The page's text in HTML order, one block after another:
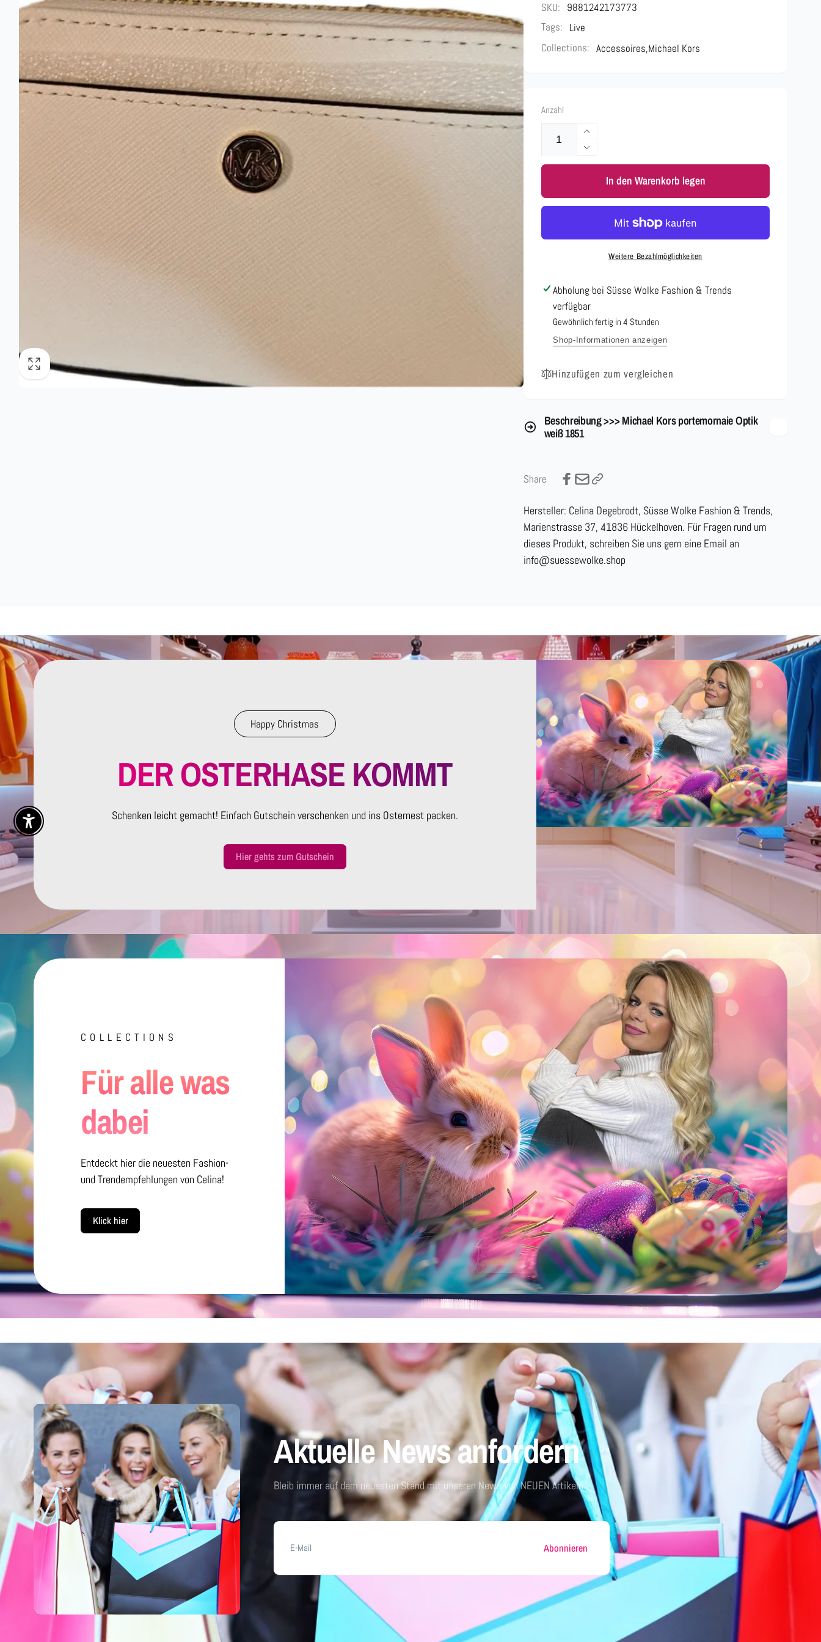
SKU: 9881242173773
Tags: Live
Collections: Accessoires,Michael Kors
Anzahl
Erhöhe
die
Menge
Kors
portemornaie
1851
Verringere
die
Menge
für
Michael
portemornaie
Optik
In den Warenkorb legen
Weitere Bezahlmöglichkeiten
Abholung bei Süsse Wolke Fashion & Trends
verfügbar
Gewöhnlich fertig in 4 Stunden
Shop-Informationen anzeigen
Hinzufügen zum vergleichen
Beschreibung >>> Michael Kors portemornaie Optik
weiß 1851
Share
Hersteller: Celina Degebrodt, Süsse Wolke Fashion & Trends,
Marienstrasse 37, 41836 Hückelhoven. Für Fragen rund um
dieses Produkt, schreiben Sie uns gern eine Email an
info@suessewolke.shop
Happy Christmas
DER OSTERHASE KOMMT
Schenken leicht gemacht! Einfach Gutschein verschenken und ins Osternest packen.
Hier gehts zum Gutschein
COLLECTIONS
Für alle was
dabei
Entdeckt hier die neuesten Fashion-
und Trendempfehlungen von Celina!
Klick hier
Aktuelle News anfordern
Bleib immer auf dem neuesten Stand mit unseren News von NEUEN Artikeln
E-
Abonnieren
Enable Accessibility